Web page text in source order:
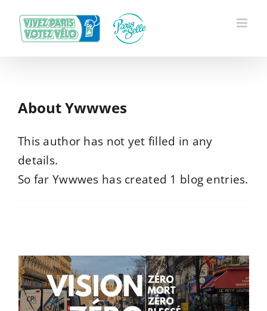
content
AboutYwwwes
This author has not yet filled in any
details.
So far Ywwwes has created 1 blog entries.